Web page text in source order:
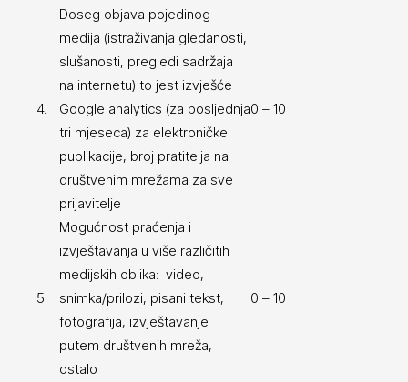
4.
Doseg objava pojedinog
medija (istraživanja gledanosti,
slušanosti, pregledi sadržaja
na internetu) to jest izvješće
Google analytics (za posljednja
tri mjeseca) za elektroničke
publikacije, broj pratitelja na
društvenim mrežama za sve
prijavitelje
0 – 10
5.
Mogućnost praćenja i
izvještavanja u više različitih
medijskih oblika: video,
snimka/prilozi, pisani tekst,
fotografija, izvještavanje
putem društvenih mreža,
ostalo
0 – 10